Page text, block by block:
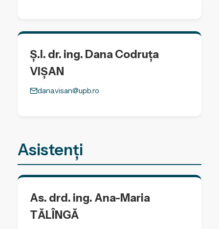
Ș.l. dr. ing. Dana Codruța
VIȘAN
dana.visan@upb.ro
Asistenți
As. drd. ing. Ana-Maria
TĂLÎNGĂ